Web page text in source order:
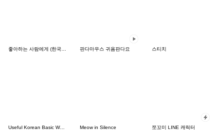
판다마우스 귀욤판다요 스티치
Useful Korean Basic Words & Phrases Meow in Silence 쪼꼬미 LINE 캐릭터